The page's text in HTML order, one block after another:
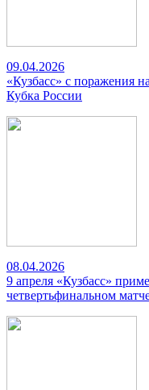
09.04.2026
«Кузбасс» с поражения
Кубка России
08.04.2026
9 апреля «Кузбасс»
четвертьфинальном